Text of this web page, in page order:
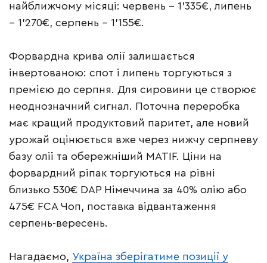
найближчому місяці: червень – 1’335€, липень
– 1’270€, серпень – 1’155€.
Форвардна крива олії залишається
інвертованою: спот і липень торгуються з
премією до серпня. Для сировини це створює
неоднозначний сигнал. Поточна переробка
має кращий продуктовий паритет, але новий
урожай оцінюється вже через нижчу серпневу
базу олії та обережніший MATIF. Ціни на
форвардний ріпак торгуються на рівні
близько 530€ DAP Німеччина за 40% олію або
475€ FCA Чоп, поставка відвантаження
серпень-вересень.
Нагадаємо, Україна зберігатиме позиції у